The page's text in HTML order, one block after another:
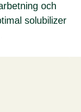
och
solubilizer